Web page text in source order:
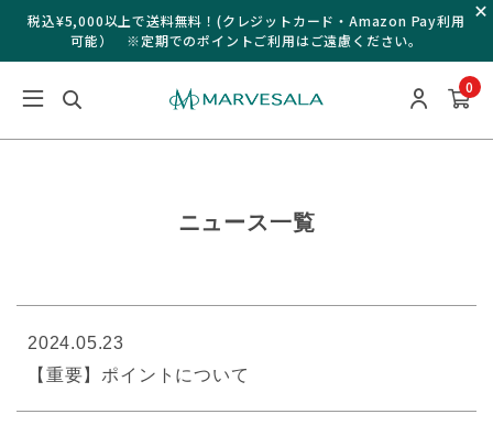
税込¥5,000以上で送料無料！(クレジットカード・Amazon Pay利用
可能） ※定期でのポイントご利用はご遠慮ください。
0
ニュース一覧
2024.05.23
【重要】ポイントについて